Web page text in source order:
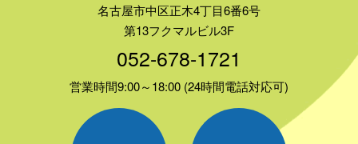
名古屋市中区正木4丁目6番6号
第13フクマルビル3F
052-678-1721
営業時間9:00～18:00 (24時間電話対応可)